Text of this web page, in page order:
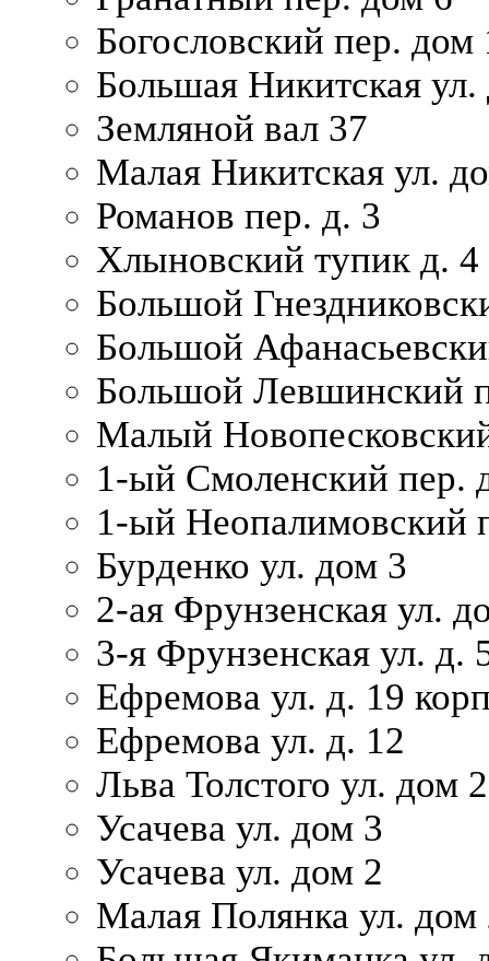
Богословский пер.
Большая Никитская
Земляной вал 37
Малая Никитская ул.
Романов пер. д. 3
Хлыновский тупик д. 4
Большой
Большой
Большой Левшинский
Малый
1-ый Смоленский пер.
1-ый Неопалимовский
Бурденко ул. дом 3
2-ая Фрунзенская ул.
3-я Фрунзенская ул. д.
Ефремова ул. д. 19
Ефремова ул. д. 12
Льва Толстого ул. дом
Усачева ул. дом 3
Усачева ул. дом 2
Малая Полянка ул. дом